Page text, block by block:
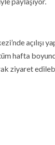
açılışı
hafta
ziyaret